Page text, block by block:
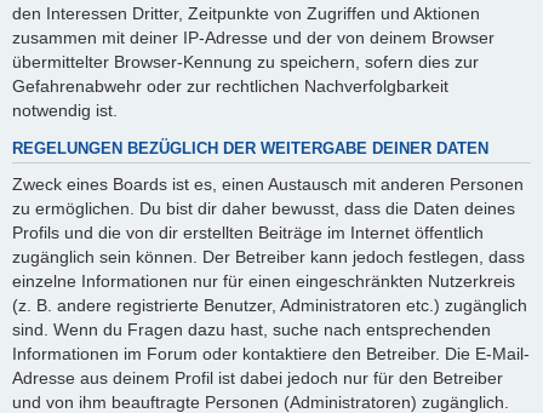
den Interessen Dritter, Zeitpunkte von Zugriffen und Aktionen
zusammen mit deiner IP-Adresse und der von deinem Browser
übermittelter Browser-Kennung zu speichern, sofern dies zur
Gefahrenabwehr oder zur rechtlichen Nachverfolgbarkeit
notwendig ist.
REGELUNGEN BEZÜGLICH DER WEITERGABE DEINER DATEN
Zweck eines Boards ist es, einen Austausch mit anderen Personen
zu ermöglichen. Du bist dir daher bewusst, dass die Daten deines
Profils und die von dir erstellten Beiträge im Internet öffentlich
zugänglich sein können. Der Betreiber kann jedoch festlegen, dass
einzelne Informationen nur für einen eingeschränkten Nutzerkreis
(z. B. andere registrierte Benutzer, Administratoren etc.) zugänglich
sind. Wenn du Fragen dazu hast, suche nach entsprechenden
Informationen im Forum oder kontaktiere den Betreiber. Die E-Mail-
Adresse aus deinem Profil ist dabei jedoch nur für den Betreiber
und von ihm beauftragte Personen (Administratoren) zugänglich.